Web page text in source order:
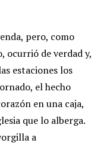
pero, como
ocurrió de verdad y,
estaciones los
el hecho
en una caja,
que lo alberga.
a